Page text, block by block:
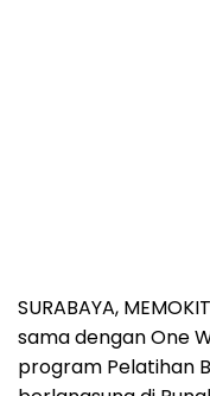
SURABAYA,
sama dengan One
program Pelatihan